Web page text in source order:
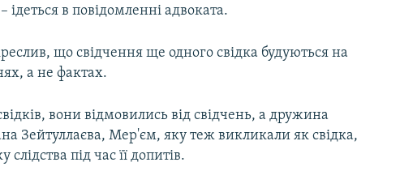
ідеться в повідомленні адвоката.
що свідчення ще одного свідка будуються на
а не фактах.
вони відмовились від свідчень, а дружина
Зейтуллаєва, Мер'єм, яку теж викликали як свідка,
під час її допитів.